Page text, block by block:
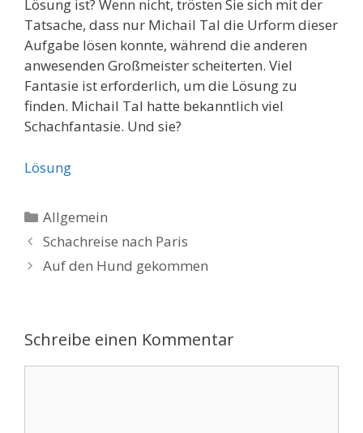
Lösung ist? Wenn nicht, trösten Sie sich mit der
Tatsache, dass nur Michail Tal die Urform dieser
Aufgabe lösen konnte, während die anderen
anwesenden Großmeister scheiterten. Viel
Fantasie ist erforderlich, um die Lösung zu
finden. Michail Tal hatte bekanntlich viel
Schachfantasie. Und sie?
Lösung
Kategorien
Allgemein
Schachreise nach Paris
Auf den Hund gekommen
Schreibe einen Kommentar